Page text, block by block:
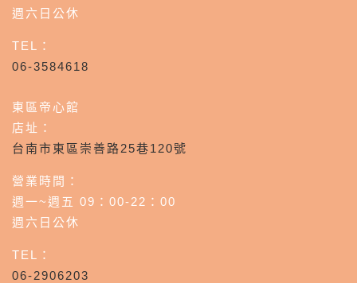
週六日公休
TEL：
06-3584618
東區帝心館
店址：
台南市東區崇善路25巷120號
營業時間：
週一~週五 09：00-22：00
週六日公休
TEL：
06-2906203